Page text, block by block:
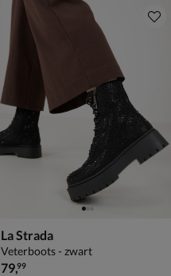
La Strada
Veterboots - zwart
€ 79,99
79,99